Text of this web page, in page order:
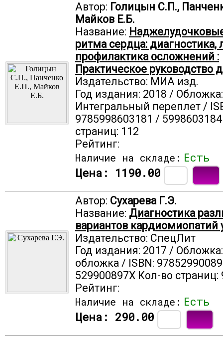
Автор: Голицын С.П.,
Майков Е.Б.
Название:
ритма сердца: диагностика,
профилактика осложнений :
Практическое руководство
Издательство: МИА изд.
Год издания: 2018 / Обложка:
Интегральный переплет /
9785998603181 /
страниц: 112
Рейтинг:
Наличие на складе: Есть
Цена: 1190.00
Автор: Сухарева Г.Э.
Название: Диагностика
вариантов кардиомиопатий
Издательство: СпецЛит
Год издания: 2017 /
обложка / ISBN:
529900897X Кол-во страниц:
Рейтинг:
Наличие на складе: Есть
Цена: 290.00